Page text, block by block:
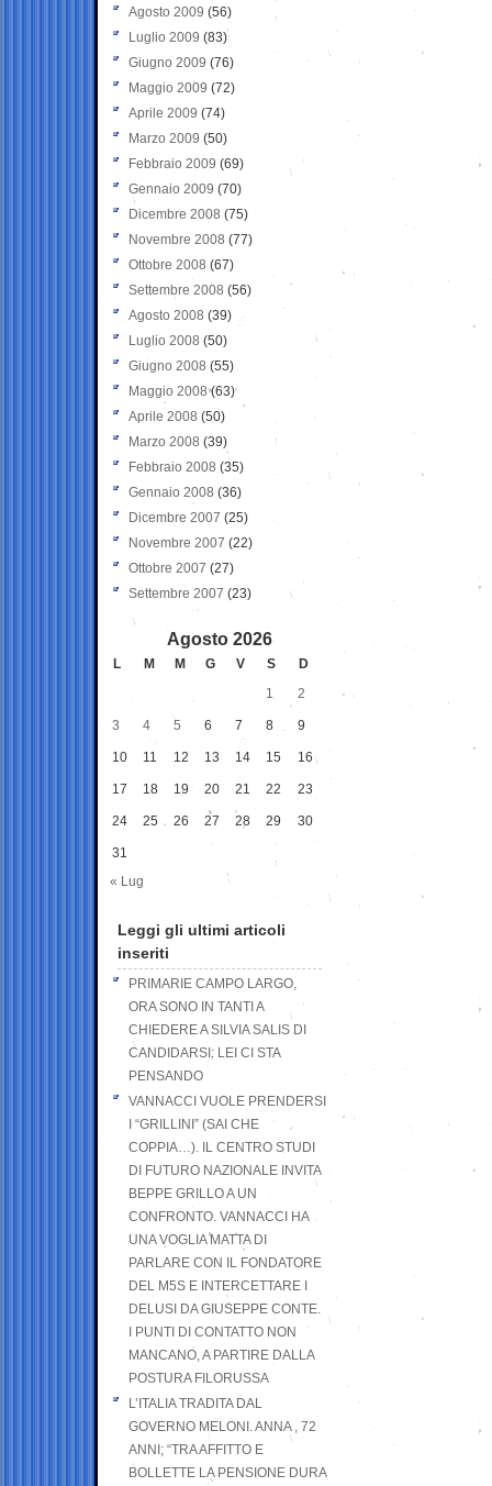
Agosto 2009 (56)
Luglio 2009 (83)
Giugno 2009 (76)
Maggio 2009 (72)
Aprile 2009 (74)
Marzo 2009 (50)
Febbraio 2009 (69)
Gennaio 2009 (70)
Dicembre 2008 (75)
Novembre 2008 (77)
Ottobre 2008 (67)
Settembre 2008 (56)
Agosto 2008 (39)
Luglio 2008 (50)
Giugno 2008 (55)
Maggio 2008(63)
Aprile 2008 (50)
Marzo 2008 (39)
Febbraio 2008 (35)
Gennaio 2008 (36)
Dicembre 2007 (25)
Novembre 2007 (22)
Ottobre 2007 (27)
Settembre 2007 (23)
Agosto 2026
L M M G V S
D
1
2
3 4 5 6 7 8 9
10 11 12 13 14 15 16
17 18 19 20 21 22 23
24 25 26 27 28 29 30
31
« Lug
Leggi gli ultimi articoli
inseriti
PRIMARIE CAMPO LARGO,
ORA SONO IN TANTI A
CHIEDERE A SILVIA SALIS DI
CANDIDARSI: LEI CI STA
PENSANDO
VANNACCI VUOLE PRENDERSI
I “GRILLINI” (SAI CHE
COPPIA…). IL CENTRO STUDI
DI FUTURO NAZIONALE INVITA
BEPPE GRILLO A UN
CONFRONTO. VANNACCI HA
UNA VOGLIA MATTA DI
PARLARE CON IL FONDATORE
DEL M5S E INTERCETTARE I
DELUSI DA GIUSEPPE CONTE.
I PUNTI DI CONTATTO NON
MANCANO, A PARTIRE DALLA
POSTURA FILORUSSA
L’ITALIA TRADITA DAL
GOVERNO MELONI. ANNA , 72
ANNI; “TRA AFFITTO E
BOLLETTE LA PENSIONE DURA